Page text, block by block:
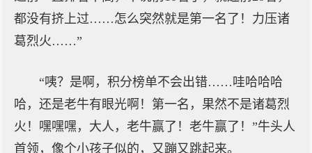
都没有挤上过……怎么突然就是第一名了！力压诸
葛烈火……”
“咦？是啊，积分榜单不会出错……哇哈哈哈
哈，还是老牛有眼光啊！第一名，果然不是诸葛烈
火！嘿嘿嘿，大人，老牛赢了！老牛赢了！”牛头人
首领，像个小孩子似的，又蹦又跳起来。